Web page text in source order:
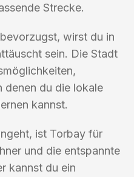
Strecke.
wirst du in
sein. Die Stadt
denen du die lokale
kannst.
ist Torbay für
und die entspannte
kannst du ein